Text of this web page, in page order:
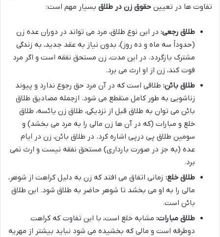
تفاوت ها در تعیین حقوق زن در طلاق بسیار مهم است:
طلاق رجعی: در این نوع طلاق، مرد می تواند در دوران عده زن
(حدوداً سه ماه و ده روز)، بدون نیاز به عقد جدید، به زندگی
مشترک بازگردد. در این مدت، زن مستحق نفقه است و اگر مرد
فوت کند، زن از او ارث می برد.
طلاق بائن: طلاقی است که در آن مرد حق رجوع ندارد و پیوند
زناشویی به طور کامل منقطع می شود. ازجمله مصادیق طلاق
بائن می توان به طلاق قبل از نزدیکی، طلاق زن یائسه، طلاق
خلع و مبارات (که در آن ها زن مالی را به مرد می بخشد) و
سومین طلاق پی درپی اشاره کرد. در طلاق بائن، زن در ایام
عده (به جز در صورت بارداری) مستحق نفقه نیست و ارث نمی
برد.
طلاق خلع: زمانی اتفاق می افتد که زن به دلیل کراهت از شوهر،
مالی را به او می بخشد تا شوهر حاضر به طلاق شود. این طلاق
بائن است.
طلاق مبارات: مشابه خلع است، با این تفاوت که کراهت
دوطرفه است و مالی که بخشیده می شود نباید بیشتر از مهریه